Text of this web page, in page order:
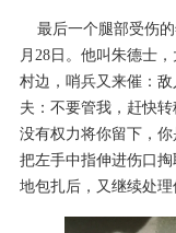
最后一个腿部受伤的
月28日。他叫朱德士
村边，哨兵又来催：
夫：不要管我，赶快
没有权力将你留下，
把左手中指伸进伤口
地包扎后，又继续处理